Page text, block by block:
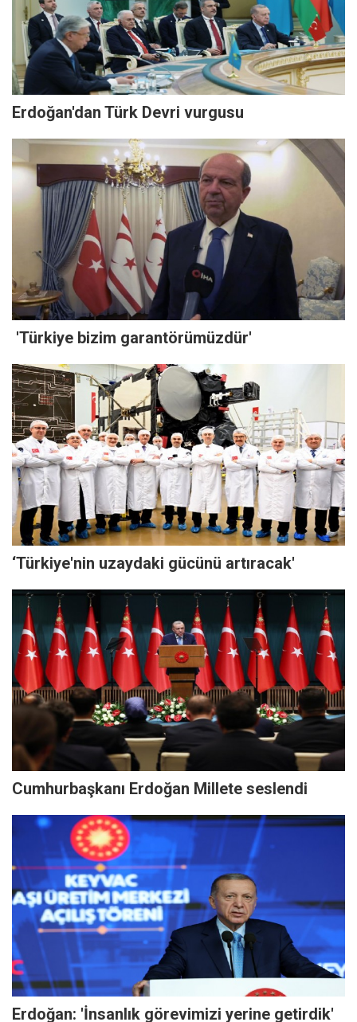
Erdoğan'dan Türk Devri vurgusu
'Türkiye bizim garantörümüzdür'
‘Türkiye'nin uzaydaki gücünü artıracak'
Cumhurbaşkanı Erdoğan Millete seslendi
Erdoğan: 'İnsanlık görevimizi yerine getirdik'